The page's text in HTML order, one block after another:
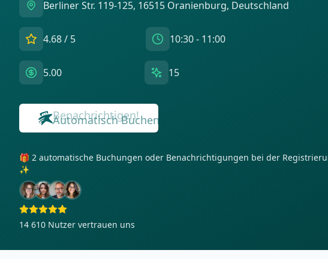
Berliner Str. 119-125, 16515 Oranienburg, Deutschland
4.68/ 5 10:30 - 11:00
5.00 15
Benachrichtigen!
🎁 2 automatische Buchungen oder Benachrichtigungen bei der
✨
14 610 Nutzer vertrauen uns